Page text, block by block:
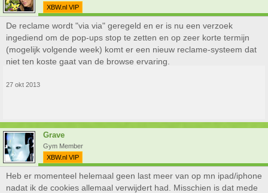
XBW.nl VIP
De reclame wordt "via via" geregeld en er is nu een verzoek
ingediend om de pop-ups stop te zetten en op zeer korte termijn
(mogelijk volgende week) komt er een nieuw reclame-systeem dat
niet ten koste gaat van de browse ervaring.
27 okt 2013
Grave
Gym Member
XBW.nl VIP
Heb er momenteel helemaal geen last meer van op mn ipad/iphone
nadat ik de cookies allemaal verwijdert had. Misschien is dat mede